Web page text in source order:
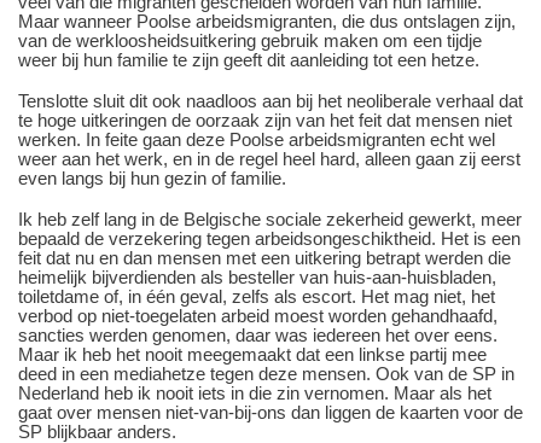
Maar wanneer Poolse arbeidsmigranten, die dus ontslagen zijn,
van de werkloosheidsuitkering gebruik maken om een tijdje
weer bij hun familie te zijn geeft dit aanleiding tot een hetze.
Tenslotte sluit dit ook naadloos aan bij het neoliberale verhaal dat
te hoge uitkeringen de oorzaak zijn van het feit dat mensen niet
werken. In feite gaan deze Poolse arbeidsmigranten echt wel
weer aan het werk, en in de regel heel hard, alleen gaan zij eerst
even langs bij hun gezin of familie.
Ik heb zelf lang in de Belgische sociale zekerheid gewerkt, meer
bepaald de verzekering tegen arbeidsongeschiktheid. Het is een
feit dat nu en dan mensen met een uitkering betrapt werden die
heimelijk bijverdienden als besteller van huis-aan-huisbladen,
toiletdame of, in één geval, zelfs als escort. Het mag niet, het
verbod op niet-toegelaten arbeid moest worden gehandhaafd,
sancties werden genomen, daar was iedereen het over eens.
Maar ik heb het nooit meegemaakt dat een linkse partij mee
deed in een mediahetze tegen deze mensen. Ook van de SP in
Nederland heb ik nooit iets in die zin vernomen. Maar als het
gaat over mensen niet-van-bij-ons dan liggen de kaarten voor de
SP blijkbaar anders.